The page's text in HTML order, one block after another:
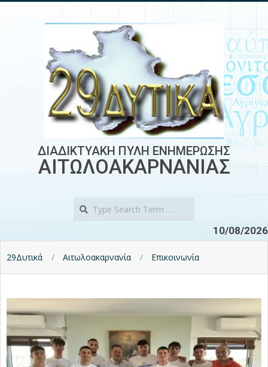
ΔΙΑΔΙΚΤΥΑΚΗ ΠΥΛΗ ΕΝΗΜΕΡΩΣΗΣ
ΑΙΤΩΛΟΑΚΑΡΝΑΝΙΑΣ
10/08/2026
29Δυτικά Αιτωλοακαρνανία Επικοινωνία